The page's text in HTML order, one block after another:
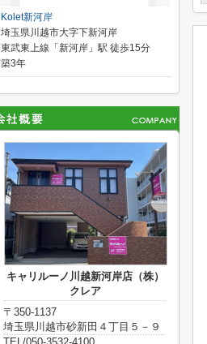
Kolet新河岸
埼玉県川越市大字下新河岸
東武東上線「新河岸」駅 徒歩15分
築3年
キャリルーノ川越新河岸店（株）
クレア
〒350-1137
埼玉県川越市砂新田４丁目５－９